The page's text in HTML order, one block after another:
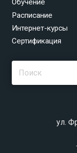
Обучение
Расписание
Интернет-курсы
Сертификация
ул.